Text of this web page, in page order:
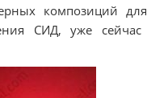
композиций
СИД, уже